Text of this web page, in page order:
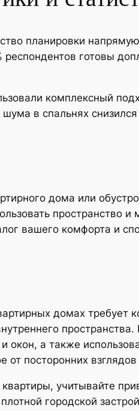
планировки
готовы
комплексный
в спальнях
дома или
пространство
вашего комфорта и
домах требует
окон, а также
от посторонних
учитывайте
городской